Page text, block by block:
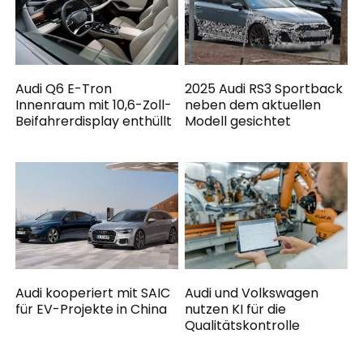
Audi Q6 E-Tron
Innenraum mit 10,6-Zoll-
Beifahrerdisplay enthüllt
2025 Audi RS3 Sportback
neben dem aktuellen
Modell gesichtet
Audi kooperiert mit SAIC
für EV-Projekte in China
Audi und Volkswagen
nutzen KI für die
Qualitätskontrolle